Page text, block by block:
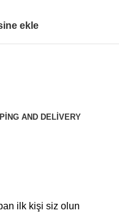
ekle
AND DELIVERY
ilk kişi siz olun